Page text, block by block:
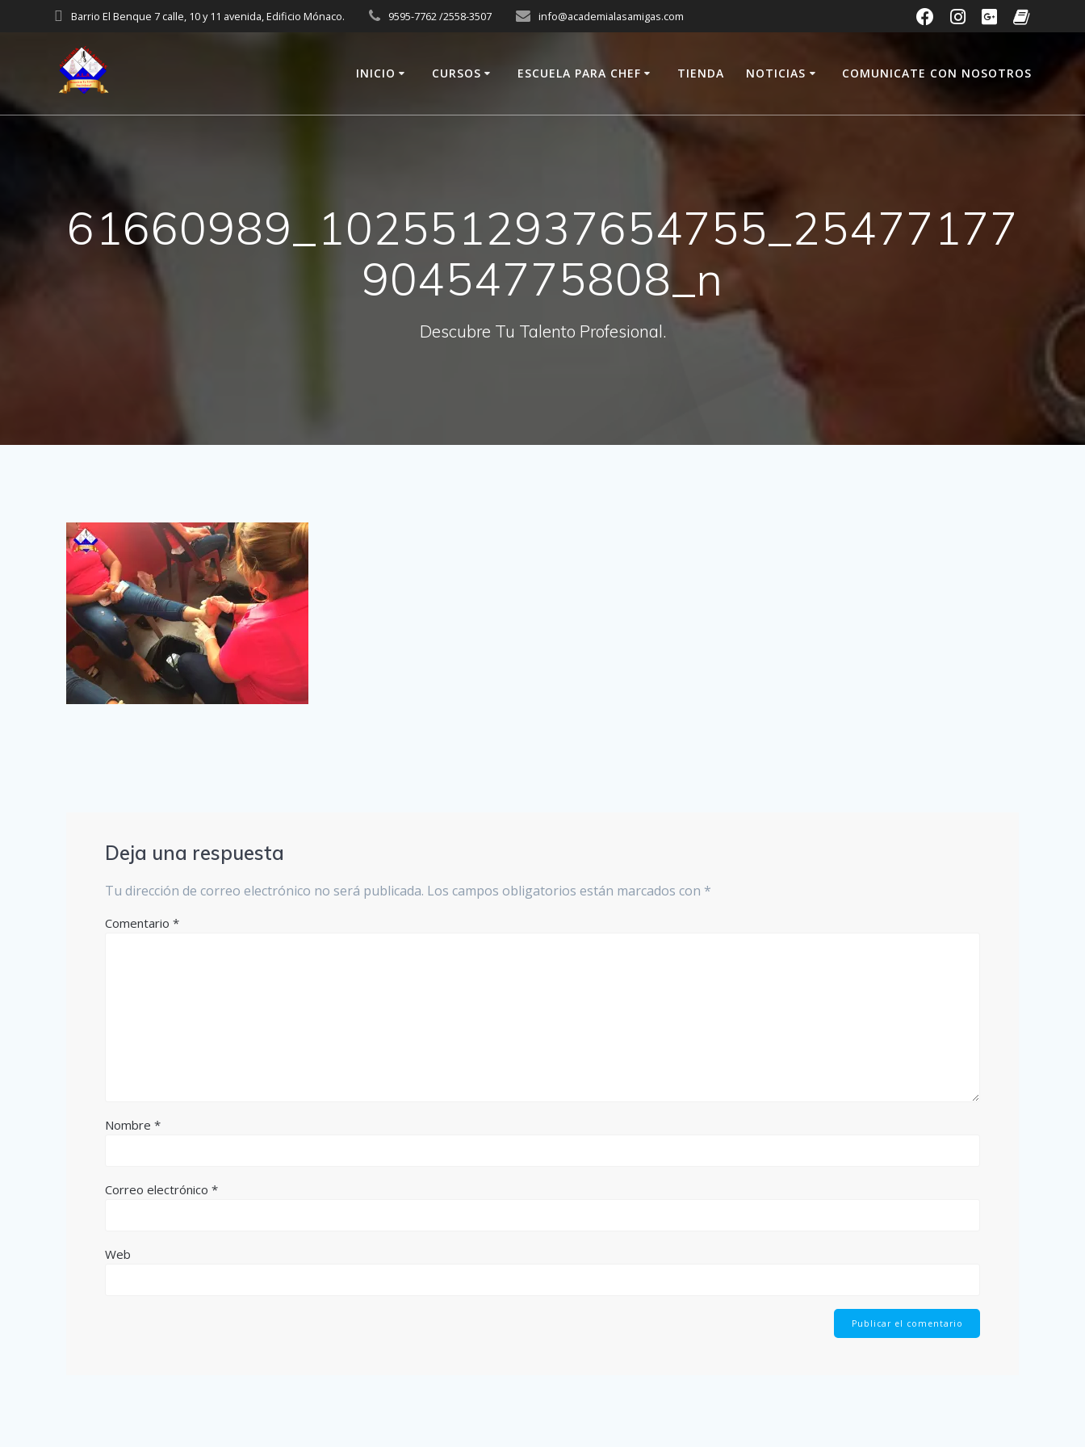
Barrio El Benque 7 calle, 10 y 11 avenida, Edificio Mónaco. 9595-7762 /2558-3507 info@academialasamigas.com
INICIO CURSOS ESCUELA PARA CHEF TIENDA NOTICIAS COMUNICATE CON NOSOTROS
61660989_1025512937654755_25477177
90454775808_n
Descubre Tu Talento Profesional.
Deja una respuesta
Tu dirección de correo electrónico no será publicada. Los campos obligatorios están marcados con *
Comentario*
Nombre*
Correo electrónico*
Web